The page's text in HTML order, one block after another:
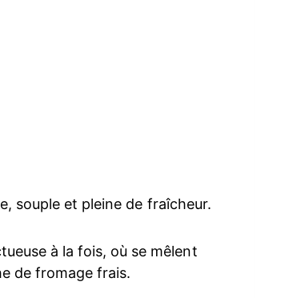
souple et pleine de fraîcheur.
à la fois, où se mêlent
de fromage frais.